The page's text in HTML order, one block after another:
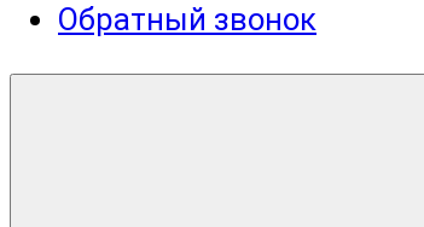
Обратный звонок